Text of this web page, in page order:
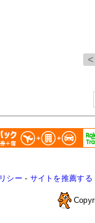
シー - サイトを推薦する